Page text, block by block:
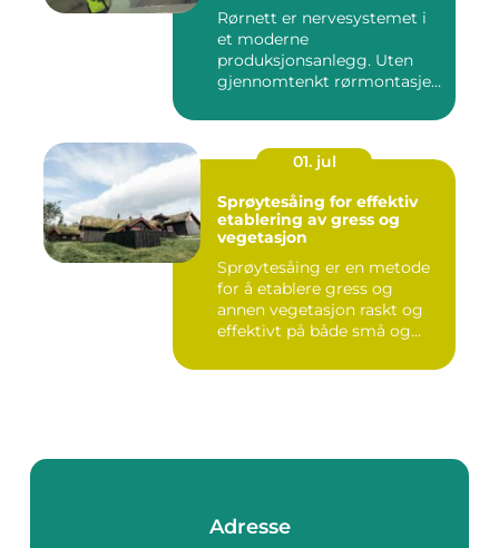
Rørnett er nervesystemet i
et moderne
produksjonsanlegg. Uten
gjennomtenkt rørmontasje
01. jul
Sprøytesåing for effektiv
etablering av gress og
vegetasjon
Sprøytesåing er en metode
for å etablere gress og
annen vegetasjon raskt og
effektivt på både små og...
Adresse